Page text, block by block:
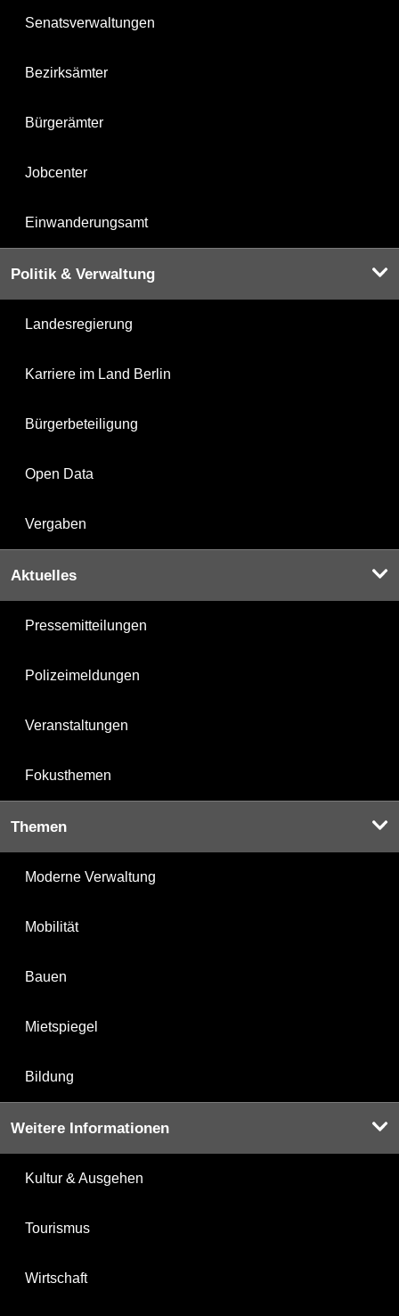
Senatsverwaltungen
Bezirksämter
Bürgerämter
Jobcenter
Einwanderungsamt
Politik & Verwaltung
Landesregierung
Karriere im Land Berlin
Bürgerbeteiligung
Open Data
Vergaben
Aktuelles
Pressemitteilungen
Polizeimeldungen
Veranstaltungen
Fokusthemen
Themen
Moderne Verwaltung
Mobilität
Bauen
Mietspiegel
Bildung
Weitere Informationen
Kultur & Ausgehen
Tourismus
Wirtschaft